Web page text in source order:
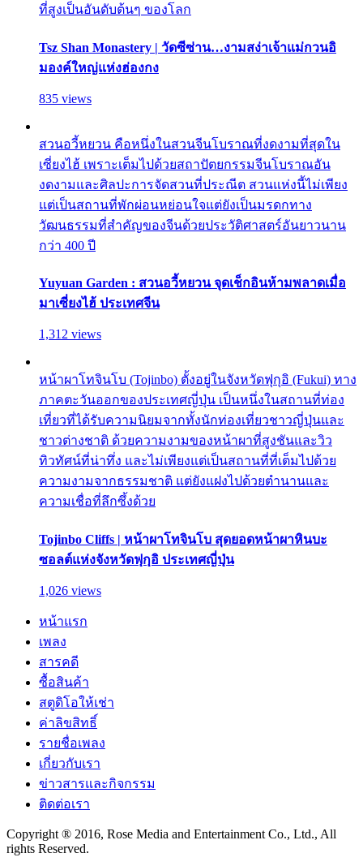
ที่สูงเป็นอันดับต้นๆ ของโลก
Tsz Shan Monastery | วัดซีซ่าน…งามสง่าเจ้าแม่กวนอิ
มองค์ใหญ่แห่งฮ่องกง
835 views
สวนอวี้หยวน คือหนึ่งในสวนจีนโบราณที่งดงามที่สุดใน
เซี่ยงไฮ้ เพราะเต็มไปด้วยสถาปัตยกรรมจีนโบราณอัน
งดงามและศิลปะการจัดสวนที่ประณีต สวนแห่งนี้ไม่เพียง
แต่เป็นสถานที่พักผ่อนหย่อนใจแต่ยังเป็นมรดกทาง
วัฒนธรรมที่สำคัญของจีนด้วยประวัติศาสตร์อันยาวนาน
กว่า 400 ปี
Yuyuan Garden : สวนอวี้หยวน จุดเช็กอินห้ามพลาดเมื่อ
มาเซี่ยงไฮ้ ประเทศจีน
1,312 views
หน้าผาโทจินโบ (Tojinbo) ตั้งอยู่ในจังหวัดฟุกุอิ (Fukui) ทาง
ภาคตะวันออกของประเทศญี่ปุ่น เป็นหนึ่งในสถานที่ท่อง
เที่ยวที่ได้รับความนิยมจากทั้งนักท่องเที่ยวชาวญี่ปุ่นและ
ชาวต่างชาติ ด้วยความงามของหน้าผาที่สูงชันและวิว
ทิวทัศน์ที่น่าทึ่ง และไม่เพียงแต่เป็นสถานที่ที่เต็มไปด้วย
ความงามจากธรรมชาติ แต่ยังแฝงไปด้วยตำนานและ
ความเชื่อที่ลึกซึ้งด้วย
Tojinbo Cliffs | หน้าผาโทจินโบ สุดยอดหน้าผาหินบะ
ซอลต์แห่งจังหวัดฟุกุอิ ประเทศญี่ปุ่น
1,026 views
หน้าแรก
เพลง
สารคดี
ซื้อสินค้า
สตูดิโอให้เช่า
ค่าลิขสิทธิ์
รายชื่อเพลง
เกี่ยวกับเรา
ข่าวสารและกิจกรรม
ติดต่อเรา
Copyright ® 2016, Rose Media and Entertainment Co., Ltd., All
rights Reserved.